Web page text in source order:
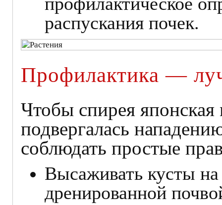
распускания почек.
Профилактика —
Чтобы спирея
подвергалась
соблюдать простые
Высаживать кусты
дренированной